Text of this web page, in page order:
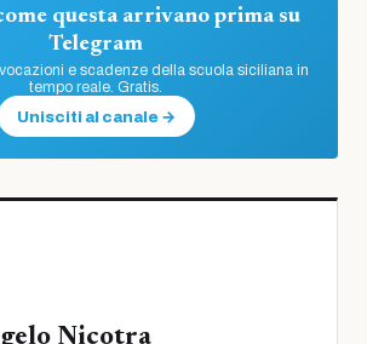
questa arrivano prima su
Telegram
e scadenze della scuola siciliana in
tempo reale. Gratis.
Unisciti al canale →
Nicotra